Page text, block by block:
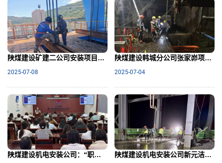
陕煤建设矿建二公司安装项目部高效完成王峰煤矿副立井提升钢丝绳更换任务
2025-07-08
陕煤建设韩城分公司张家峁项目部：奋战圆满完成检修 高效攻坚显担当
2025-07-04
陕煤建设机电安装公司：“职工大讲堂”助力业务提升与协同增效​ 陕煤建设机电安装公司新元洁能项目部：热电联产供热项目"边战边结"冲刺高效标杆